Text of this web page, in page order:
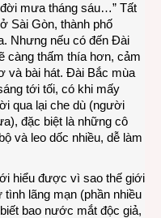
mưa tháng sáu…” Tất
Sài Gòn, thành phố
Nhưng nếu có đến Đài
càng thấm thía hơn, cảm
và bài hát. Đài Bắc mùa
tới tối, có khi mấy
qua lại che dù (người
đặc biệt là những cô
và leo dốc nhiều, dễ làm
hiểu được vì sao thế giới
lãng mạn (phần nhiều
bao nước mắt độc giả,